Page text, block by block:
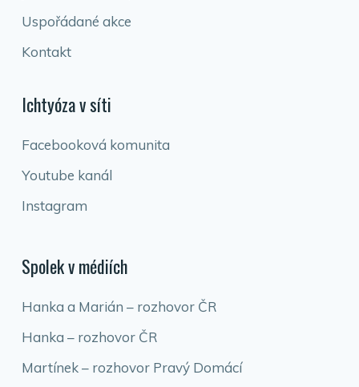
Uspořádané akce
Kontakt
Ichtyóza v síti
Facebooková komunita
Youtube kanál
Instagram
Spolek v médiích
Hanka a Marián – rozhovor ČR
Hanka – rozhovor ČR
Martínek – rozhovor Pravý Domácí